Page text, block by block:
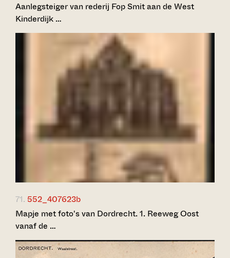
Aanlegsteiger van rederij Fop Smit aan de West
Kinderdijk …
71. 552_407623b
Mapje met foto's van Dordrecht. 1. Reeweg Oost
vanaf de …